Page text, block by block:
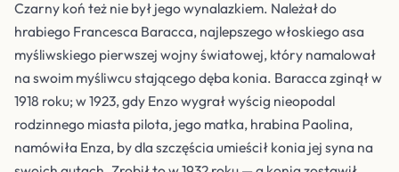
Czarny koń też nie był jego wynalazkiem. Należał do
hrabiego Francesca Baracca, najlepszego włoskiego asa
myśliwskiego pierwszej wojny światowej, który namalował
na swoim myśliwcu stającego dęba konia. Baracca zginął w
1918 roku; w 1923, gdy Enzo wygrał wyścig nieopodal
rodzinnego miasta pilota, jego matka, hrabina Paolina,
namówiła Enza, by dla szczęścia umieścił konia jej syna na